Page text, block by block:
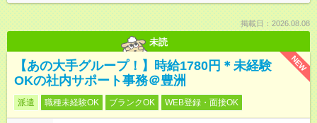
掲載日：2026.08.08
未読
NEW
【あの大手グループ！】時給1780円＊未経験
OKの社内サポート事務＠豊洲
派遣 職種未経験OK ブランクOK WEB登録・面接OK